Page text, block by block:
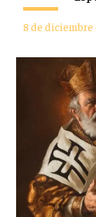
8 de diciembre